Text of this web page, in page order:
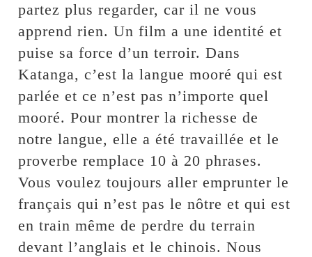
partez plus regarder, car il ne vous
apprend rien. Un film a une identité et
puise sa force d’un terroir. Dans
Katanga, c’est la langue mooré qui est
parlée et ce n’est pas n’importe quel
mooré. Pour montrer la richesse de
notre langue, elle a été travaillée et le
proverbe remplace 10 à 20 phrases.
Vous voulez toujours aller emprunter le
français qui n’est pas le nôtre et qui est
en train même de perdre du terrain
devant l’anglais et le chinois. Nous